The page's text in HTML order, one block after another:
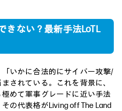
きない？最新手法LoTL
いかに合法的にサイバー攻撃/
されている。これを背景に、
めて軍事グレードに近い手法
の代表格がLiving off The Land